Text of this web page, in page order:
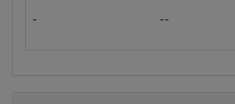
- --